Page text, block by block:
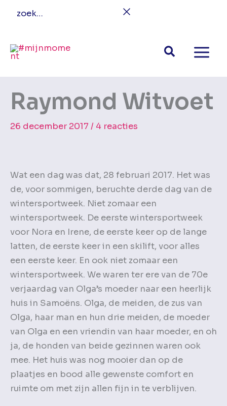
inhoud
Raymond Witvoet
26 december 2017 / 4 reacties
Wat een dag was dat, 28 februari 2017. Het was
de, voor sommigen, beruchte derde dag van de
wintersportweek. Niet zomaar een
wintersportweek. De eerste wintersportweek
voor Nora en Irene, de eerste keer op de lange
latten, de eerste keer in een skilift, voor alles
een eerste keer. En ook niet zomaar een
wintersportweek. We waren ter ere van de 70e
verjaardag van Olga’s moeder naar een heerlijk
huis in Samoëns. Olga, de meiden, de zus van
Olga, haar man en hun drie meiden, de moeder
van Olga en een vriendin van haar moeder, en oh
ja, de honden van beide gezinnen waren ook
mee. Het huis was nog mooier dan op de
plaatjes en bood alle gewenste comfort en
ruimte om met zijn allen fijn in te verblijven.